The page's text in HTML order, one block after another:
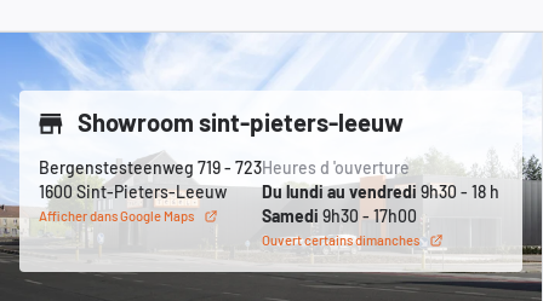
Showroom sint-pieters-leeuw
Bergenstesteenweg 719 - 723
1600 Sint-Pieters-Leeuw
Afficher dans Google Maps
Heures d 'ouverture
Du lundi au vendredi 9h30 - 18 h
Samedi 9h30 - 17h00
Ouvert certains dimanches